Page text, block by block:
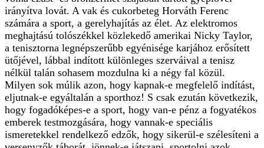
irányítva lovát. A vak és cukorbeteg Horváth Ferenc
számára a sport, a gerelyhajítás az élet. Az elektromos
meghajtású tolószékkel közlekedő amerikai Nicky Taylor,
a tenisztorna legnépszerűbb egyénisége karjához erősített
ütőjével, lábbal indított különleges szerváival a tenisz
nélkül talán sohasem mozdulna ki a négy fal közül.
Milyen sok múlik azon, hogy kapnak-e megfelelő indítást,
eljutnak-e egyáltalán a sporthoz! S csak ezután következik,
hogy fogadóképes-e a sport, hogy van-e pénz a fogyatékos
emberek testmozgására, hogy vannak-e speciális
ismeretekkel rendelkező edzők, hogy sikerül-e szélesíteni a